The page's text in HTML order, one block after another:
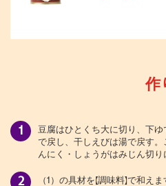
作
豆腐はひとくち大に切り、下
で戻し、干しえびは湯で戻す
んにく・しょうがはみじん切り
（1）の具材を【調味料】で和えま